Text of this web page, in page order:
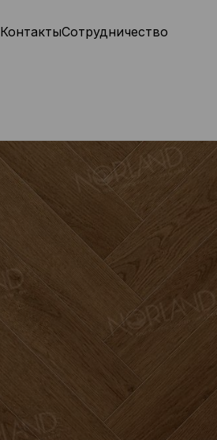
КонтактыСотрудничество